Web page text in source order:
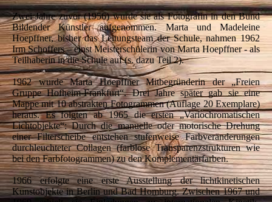
Zwei Jahre zuvor (1956) wurde sie als Fotografin in den Bund
Bildender Künstler aufgenommen. Marta und Madeleine
Hoepffner, bisher das Leitungsteam der Schule, nahmen 1962
Irm Schoffers – einst Meisterschülerin von Marta Hoepffner - als
Teilhaberin in die Schule auf (s. dazu Teil 2).
1962 wurde Marta Hoepffner Mitbegründerin der „Freien
Gruppe Hofheim-Frankfurt“. Drei Jahre später gab sie eine
Mappe mit 10 abstrakten Fotogrammen (Auflage 20 Exemplare)
heraus. Es folgten ab 1965 die ersten „Variochromatischen
Lichtobjekte“: Durch die manuelle oder motorische Drehung
einer Filterscheibe entstehen stufenweise Farbveränderungen
durchleuchteter Collagen (farblose Transparenzstrukturen wie
bei den Farbfotogrammen) zu den Komplementärfarben.
1966 erfolgte eine erste Ausstellung der lichtkinetischen
Kunstobjekte in Berlin und Bad Homburg. Zwischen 1967 und